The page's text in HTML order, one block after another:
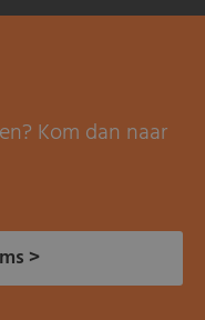
Kom dan naar
>